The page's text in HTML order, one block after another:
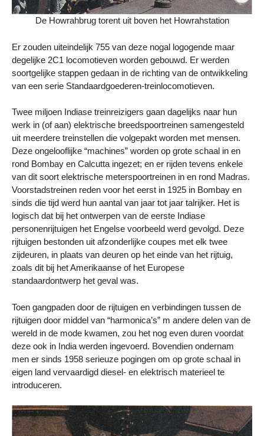
De Howrahbrug torent uit boven het Howrahstation
Er zouden uiteindelijk 755 van deze nogal logogende maar
degelijke 2C1 locomotieven worden gebouwd. Er werden
soortgelijke stappen gedaan in de richting van de ontwikkeling
van een serie Standaardgoederen-treinlocomotieven.
Twee miljoen Indiase treinreizigers gaan dagelijks naar hun
werk in (of aan) elektrische breedspoortreinen samengesteld
uit meerdere treinstellen die volgepakt worden met mensen.
Deze ongelooflijke “machines” worden op grote schaal in en
rond Bombay en Calcutta ingezet; en er rijden tevens enkele
van dit soort elektrische meterspoortreinen in en rond Madras.
Voorstadstreinen reden voor het eerst in 1925 in Bombay en
sinds die tijd werd hun aantal van jaar tot jaar talrijker. Het is
logisch dat bij het ontwerpen van de eerste Indiase
personenrijtuigen het Engelse voorbeeld werd gevolgd. Deze
rijtuigen bestonden uit afzonderlijke coupes met elk twee
zijdeuren, in plaats van deuren op het einde van het rijtuig,
zoals dit bij het Amerikaanse of het Europese
standaardontwerp het geval was.
Toen gangpaden door de rijtuigen en verbindingen tussen de
rijtuigen door middel van “harmonica’s” m andere delen van de
wereld in de mode kwamen, zou het nog even duren voordat
deze ook in India werden ingevoerd. Bovendien ondernam
men er sinds 1958 serieuze pogingen om op grote schaal in
eigen land vervaardigd diesel- en elektrisch materieel te
introduceren.